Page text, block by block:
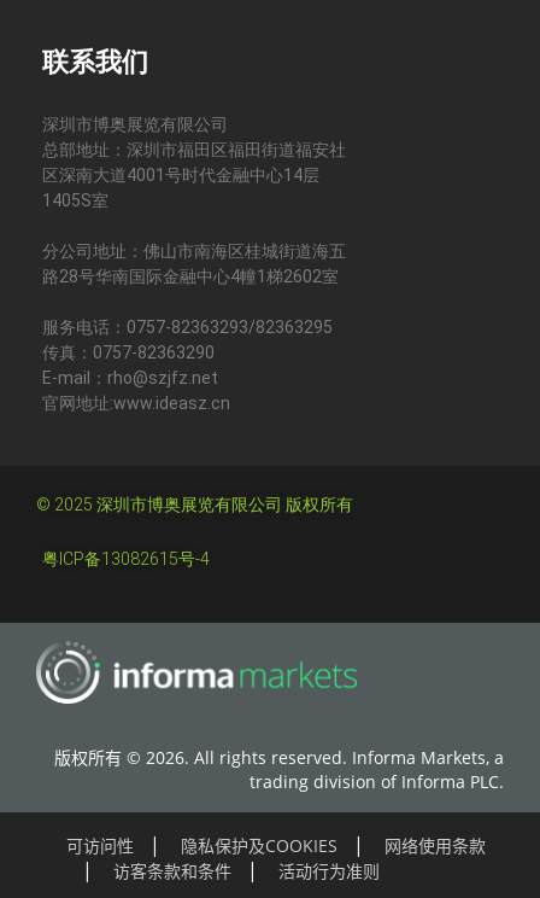
联系我们
深圳市博奥展览有限公司
总部地址：深圳市福田区福田街道福安社
区深南大道4001号时代金融中心14层
1405S室
分公司地址：佛山市南海区桂城街道海五
路28号华南国际金融中心4幢1梯2602室
服务电话：0757-82363293/82363295
传真：0757-82363290
E-mail：rho@szjfz.net
官网地址:www.ideasz.cn
© 2025 深圳市博奥展览有限公司 版权所有
粤ICP备13082615号-4
版权所有 © 2026. All rights reserved. Informa Markets, a
trading division of Informa PLC.
可访问性 隐私保护及COOKIES
网络使用条款
访客条款和条件
活动行为准则